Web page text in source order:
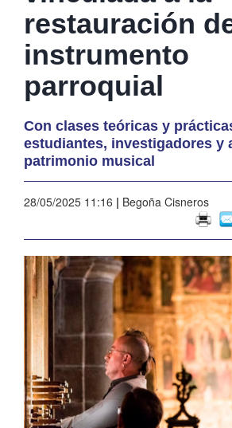
restauración
instrumento
parroquial
Con clases teóricas y
estudiantes, investigadores y
patrimonio musical
28/05/2025 11:16 | Begoña Cisneros